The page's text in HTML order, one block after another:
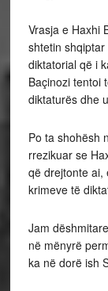
Vrasja e Haxhi
shtetin
diktatorial që i
Baçinozi tentoi
diktaturës dhe
Po ta shohësh
rrezikuar se
që drejtonte ai,
krimeve të
Jam
në mënyrë
ka në dorë ish